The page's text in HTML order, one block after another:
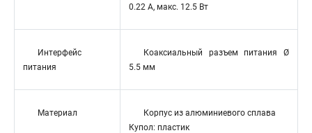
0.22 A, макс. 12.5 Вт
Интерфейс
питания
Коаксиальный разъем питания Ø
5.5 мм
Материал
Корпус из алюминиевого сплава
Купол: пластик